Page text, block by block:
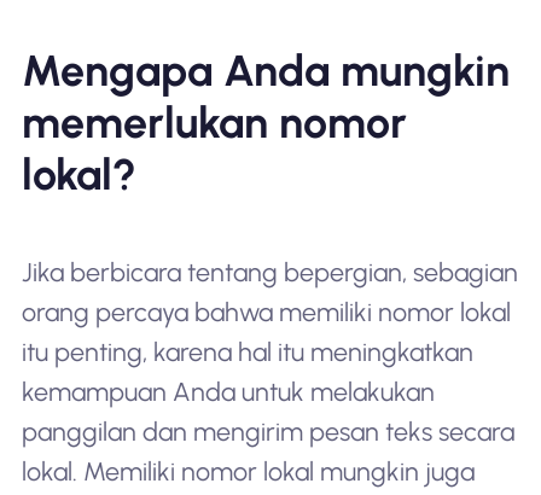
Mengapa Anda mungkin
memerlukan nomor
lokal?
Jika berbicara tentang bepergian, sebagian
orang percaya bahwa memiliki nomor lokal
itu penting, karena hal itu meningkatkan
kemampuan Anda untuk melakukan
panggilan dan mengirim pesan teks secara
lokal. Memiliki nomor lokal mungkin juga